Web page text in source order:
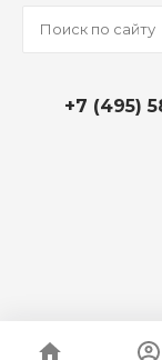
+7 (495)